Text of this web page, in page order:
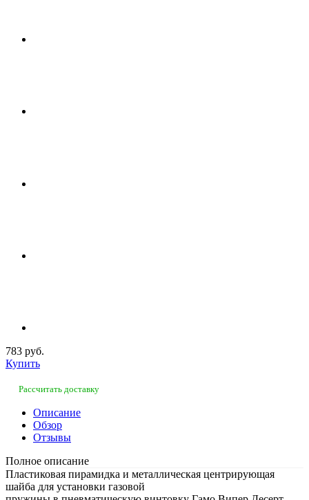
783 руб.
Купить
Рассчитать доставку
Описание
Обзор
Отзывы
Полное описание
Пластиковая пирамидка и металлическая центрирующая
шайба для установки газовой